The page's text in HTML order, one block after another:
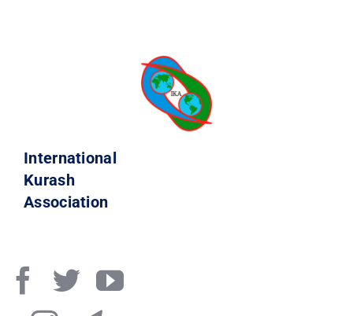
International
Kurash
Association